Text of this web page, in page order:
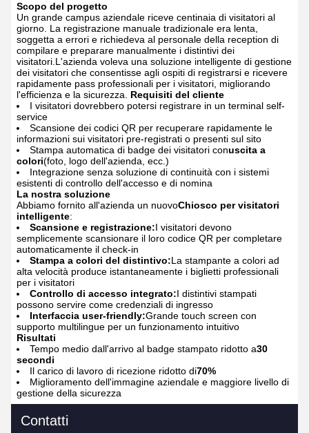
Scopo del progetto
Un grande campus aziendale riceve centinaia di visitatori al
giorno. La registrazione manuale tradizionale era lenta,
soggetta a errori e richiedeva al personale della reception di
compilare e preparare manualmente i distintivi dei
visitatori.L'azienda voleva una soluzione intelligente di gestione
dei visitatori che consentisse agli ospiti di registrarsi e ricevere
rapidamente pass professionali per i visitatori, migliorando
l'efficienza e la sicurezza. Requisiti del cliente
I visitatori dovrebbero potersi registrare in un terminal self-
service
Scansione dei codici QR per recuperare rapidamente le
informazioni sui visitatori pre-registrati o presenti sul sito
Stampa automatica di badge dei visitatori conuscita a
colori(foto, logo dell'azienda, ecc.)
Integrazione senza soluzione di continuità con i sistemi
esistenti di controllo dell'accesso e di nomina
La nostra soluzione
Abbiamo fornito all'azienda un nuovoChiosco per visitatori
intelligente:
Scansione e registrazione:I visitatori devono
semplicemente scansionare il loro codice QR per completare
automaticamente il check-in
Stampa a colori del distintivo:La stampante a colori ad
alta velocità produce istantaneamente i biglietti professionali
per i visitatori
Controllo di accesso integrato:I distintivi stampati
possono servire come credenziali di ingresso
Interfaccia user-friendly:Grande touch screen con
supporto multilingue per un funzionamento intuitivo
Risultati
Tempo medio dall'arrivo al badge stampato ridotto a30
secondi
Il carico di lavoro di ricezione ridotto di70%
Miglioramento dell'immagine aziendale e maggiore livello di
gestione della sicurezza
Contatti